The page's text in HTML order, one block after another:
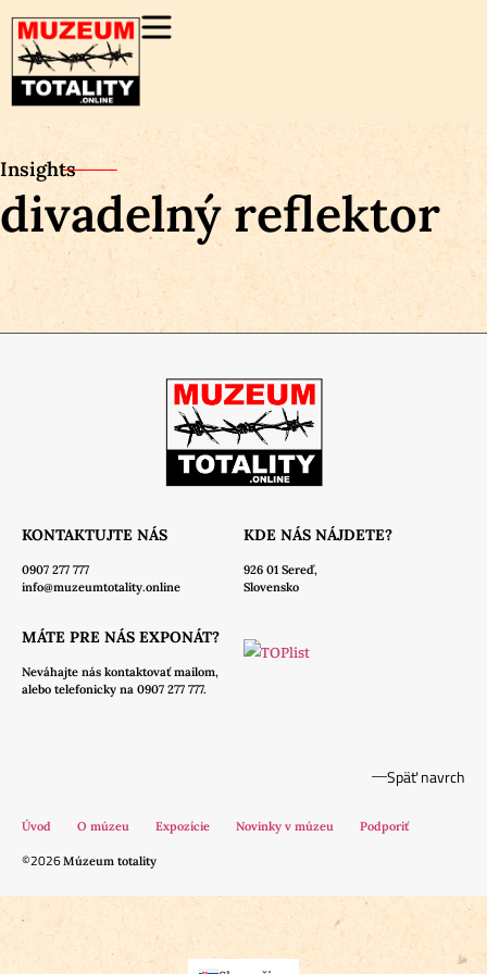
Insights
divadelný reflektor
KONTAKTUJTE NÁS
0907 277 777
info@muzeumtotality.online
KDE NÁS NÁJDETE?
926 01 Sereď,
Slovensko
MÁTE PRE NÁS EXPONÁT?
Neváhajte nás kontaktovať mailom,
alebo telefonicky na 0907 277 777.
Späť navrch
Úvod O múzeu Expozície Novinky v múzeu Podporiť
©2026Múzeum totality